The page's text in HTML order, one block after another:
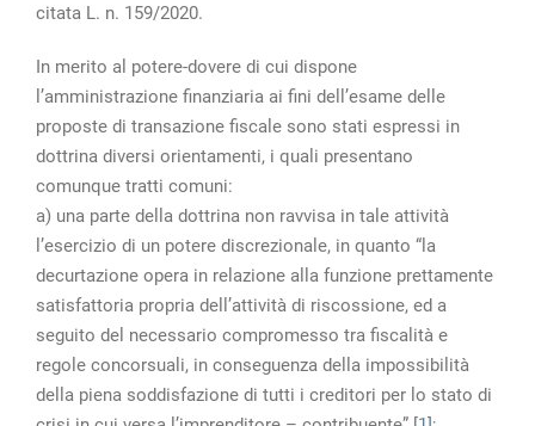
citata L. n. 159/2020.
In merito al potere-dovere di cui dispone
l’amministrazione finanziaria ai fini dell’esame delle
proposte di transazione fiscale sono stati espressi in
dottrina diversi orientamenti, i quali presentano
comunque tratti comuni:
a) una parte della dottrina non ravvisa in tale attività
l’esercizio di un potere discrezionale, in quanto “la
decurtazione opera in relazione alla funzione prettamente
satisfattoria propria dell’attività di riscossione, ed a
seguito del necessario compromesso tra fiscalità e
regole concorsuali, in conseguenza della impossibilità
della piena soddisfazione di tutti i creditori per lo stato di